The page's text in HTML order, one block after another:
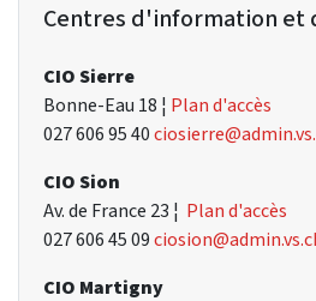
Centres d'information et
CIO Sierre
Bonne-Eau 18 ¦ Plan d'accès
027 606 95 40
CIO Sion
Av. de France 23 ¦ Plan d'accès
027 606 45 09
CIO Martigny